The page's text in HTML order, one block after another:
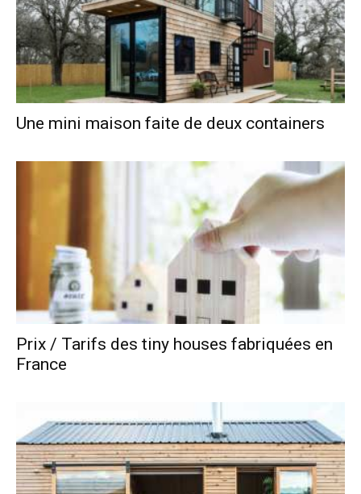
Une mini maison faite de deux containers
Prix / Tarifs des tiny houses fabriquées en
France